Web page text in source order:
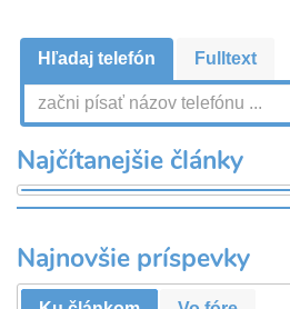
Hľadaj telefón Fulltext
Najčítanejšie články
Najnovšie príspevky